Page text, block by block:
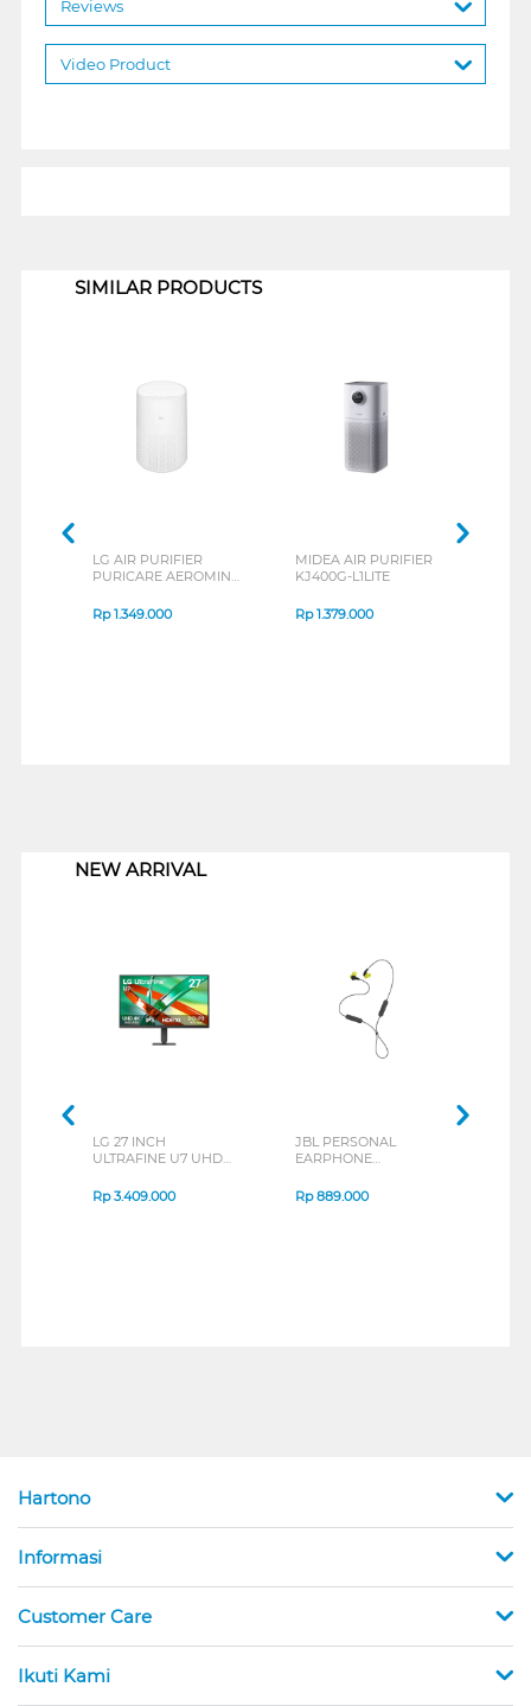
Reviews
Video Product
SIMILAR PRODUCTS
LG AIR PURIFIER
PURICARE AEROMINI
Rp1.349.000
MIDEA AIR PURIFIER
KJ400G-L1LITE
Rp1.379.000
NEW ARRIVAL
LG 27 INCH
ULTRAFINE U7 UHD
B_G3
Rp3.409.000
JBL PERSONAL
EARPHONE
SERIES
Rp889.000
Hartono
Informasi
Customer Care
Ikuti Kami